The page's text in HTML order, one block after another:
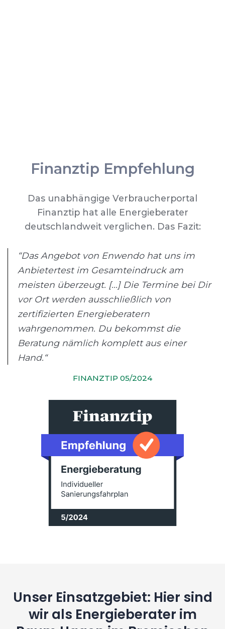
Finanztip Empfehlung
Das unabhängige Verbraucherportal
Finanztip hat alle Energieberater
deutschlandweit verglichen. Das Fazit:
“Das Angebot von Enwendo hat uns im
Anbietertest im Gesamteindruck am
meisten überzeugt. [...] Die Termine bei Dir
vor Ort werden ausschließlich von
zertifizierten Energieberatern
wahrgenommen. Du bekommst die
Beratung nämlich komplett aus einer
Hand.“
FINANZTIP 05/2024
Unser Einsatzgebiet: Hier sind
wir als Energieberater im